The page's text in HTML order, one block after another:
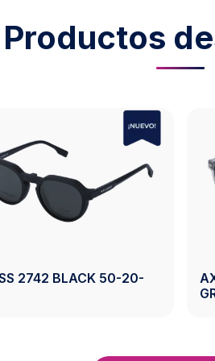
Productos
2743 CRYSTAL
50-19-140